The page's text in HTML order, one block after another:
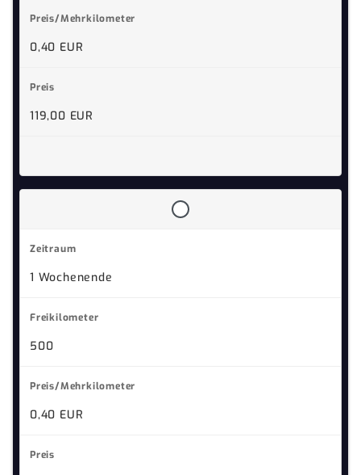
0,40 EUR
119,00 EUR
1 Wochenende
500
0,40 EUR